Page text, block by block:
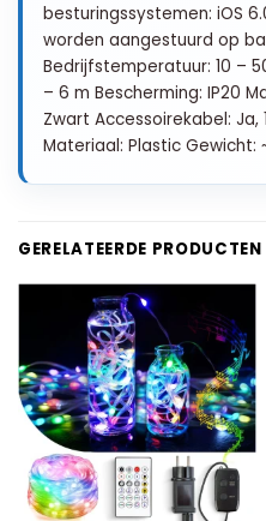
besturingssystemen: iOS
worden aangestuurd op
Bedrijfstemperatuur: 10 –
– 6 m Bescherming: IP20
Zwart Accessoirekabel: Ja,
Materiaal: Plastic Gewicht:
GERELATEERDE PRODUCTEN